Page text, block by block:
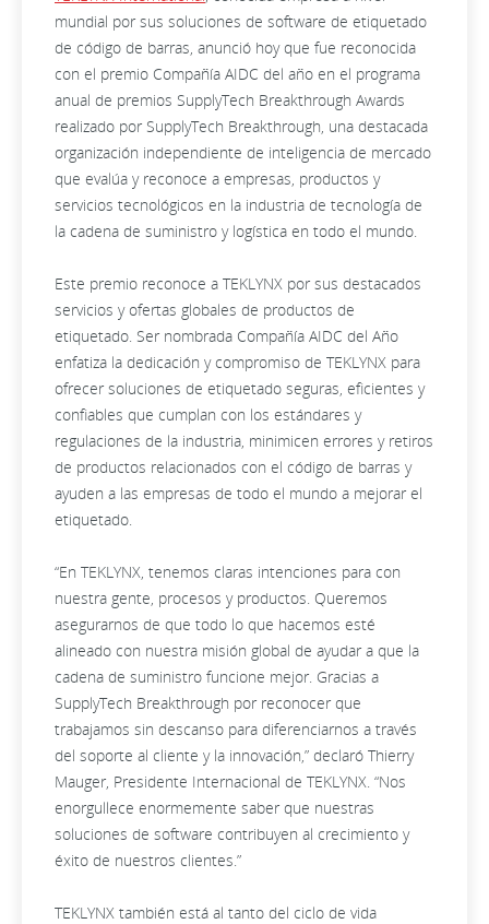
mundial por sus soluciones de software de etiquetado
de código de barras, anunció hoy que fue reconocida
con el premio Compañía AIDC del año en el programa
anual de premios SupplyTech Breakthrough Awards
realizado por SupplyTech Breakthrough, una destacada
organización independiente de inteligencia de mercado
que evalúa y reconoce a empresas, productos y
servicios tecnológicos en la industria de tecnología de
la cadena de suministro y logística en todo el mundo.
Este premio reconoce a TEKLYNX por sus destacados
servicios y ofertas globales de productos de
etiquetado. Ser nombrada Compañía AIDC del Año
enfatiza la dedicación y compromiso de TEKLYNX para
ofrecer soluciones de etiquetado seguras, eficientes y
confiables que cumplan con los estándares y
regulaciones de la industria, minimicen errores y retiros
de productos relacionados con el código de barras y
ayuden a las empresas de todo el mundo a mejorar el
etiquetado.
“En TEKLYNX, tenemos claras intenciones para con
nuestra gente, procesos y productos. Queremos
asegurarnos de que todo lo que hacemos esté
alineado con nuestra misión global de ayudar a que la
cadena de suministro funcione mejor. Gracias a
SupplyTech Breakthrough por reconocer que
trabajamos sin descanso para diferenciarnos a través
del soporte al cliente y la innovación,” declaró Thierry
Mauger, Presidente Internacional de TEKLYNX. “Nos
enorgullece enormemente saber que nuestras
soluciones de software contribuyen al crecimiento y
éxito de nuestros clientes.”
TEKLYNX también está al tanto del ciclo de vida